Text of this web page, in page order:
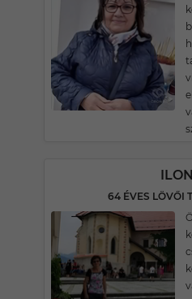
64 ÉVES LÖVŐI